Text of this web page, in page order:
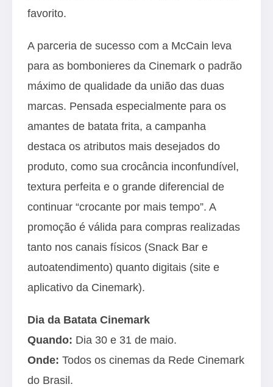
favorito.
A parceria de sucesso com a McCain leva
para as bombonieres da Cinemark o padrão
máximo de qualidade da união das duas
marcas. Pensada especialmente para os
amantes de batata frita, a campanha
destaca os atributos mais desejados do
produto, como sua crocância inconfundível,
textura perfeita e o grande diferencial de
continuar “crocante por mais tempo”. A
promoção é válida para compras realizadas
tanto nos canais físicos (Snack Bar e
autoatendimento) quanto digitais (site e
aplicativo da Cinemark).
Dia da Batata Cinemark
Quando: Dia 30 e 31 de maio.
Onde: Todos os cinemas da Rede Cinemark
do Brasil.